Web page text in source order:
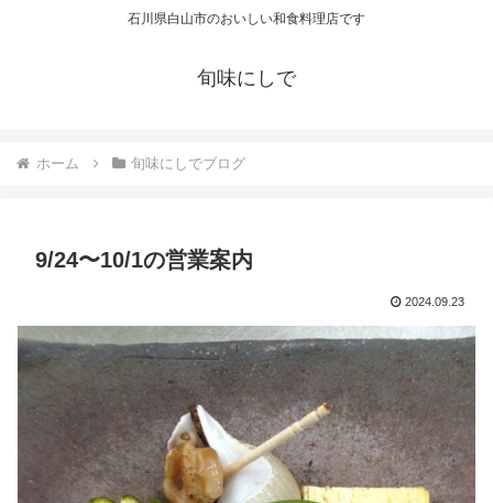
石川県白山市のおいしい和食料理店です
旬味にしで
ホーム 旬味にしでブログ
9/24〜10/1の営業案内
2024.09.23